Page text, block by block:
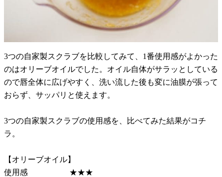
3つの自家製スクラブを比較してみて、1番使用感がよかった
のはオリーブオイルでした。オイル自体がサラッとしている
ので唇全体に広げやすく、洗い流した後も変に油膜が張って
おらず、サッパリと使えます。
3つの自家製スクラブの使用感を、比べてみた結果がコチ
ラ。
【オリーブオイル】
使用感 ★★★